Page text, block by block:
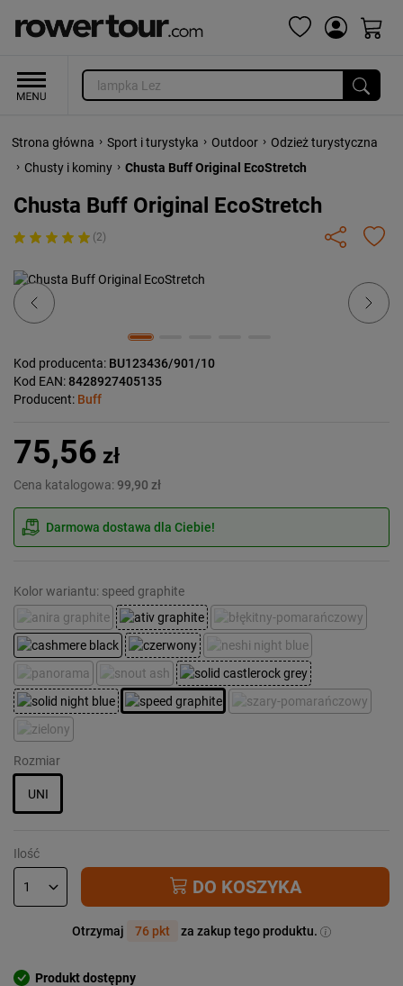
Strona główna › Sport i turystyka › Outdoor › Odzież turystyczna
› Chusty i kominy › Chusta Buff Original EcoStretch
Chusta Buff Original EcoStretch
(2)
Previous Next
Kod producenta: BU123436/901/10
Kod EAN:8428927405135
Producent: Buff
75,56 zł
Cena katalogowa: 99,90 zł
Darmowa dostawa dla Ciebie!
Kolor wariantu: speed graphite
Rozmiar
UNI
Ilość
DO KOSZYKA
Otrzymaj 76 pkt za zakup tego produktu.
Produkt dostępny